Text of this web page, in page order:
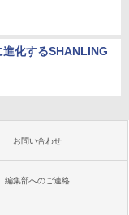
化するSHANLING
お問い合わせ
編集部へのご連絡